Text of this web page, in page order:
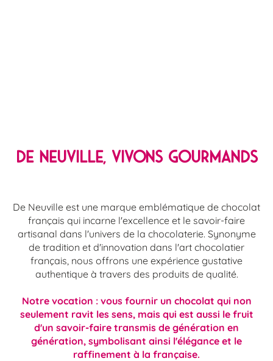
DE NEUVILLE, VIVONS GOURMANDS
De Neuville est une marque emblématique de chocolat
français qui incarne l'excellence et le savoir-faire
artisanal dans l'univers de la chocolaterie. Synonyme
de tradition et d'innovation dans l'art chocolatier
français, nous offrons une expérience gustative
authentique à travers des produits de qualité.
Notre vocation : vous fournir un chocolat qui non
seulement ravit les sens, mais qui est aussi le fruit
d'un savoir-faire transmis de génération en
génération, symbolisant ainsi l'élégance et le
raffinement à la française.